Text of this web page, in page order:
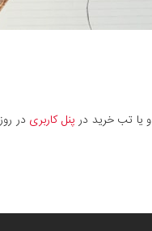
و یا تب خرید در پنل کاربری